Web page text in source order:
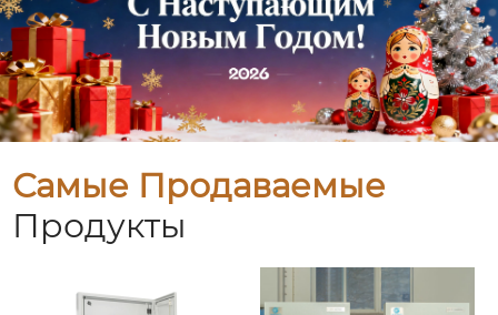
Самые Продаваемые
Продукты